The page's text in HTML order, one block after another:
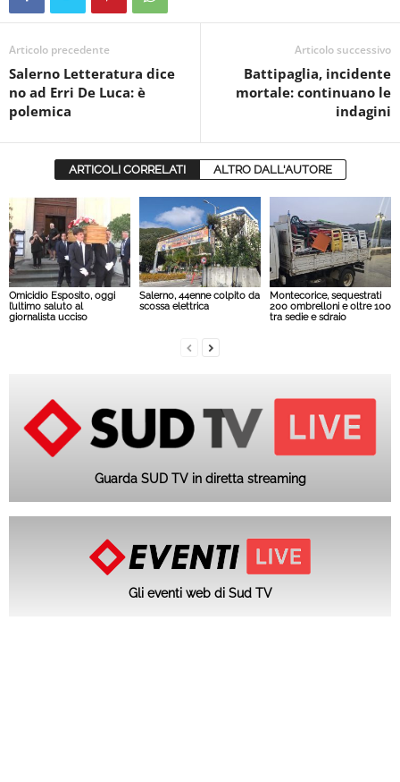
Articolo precedente
Salerno Letteratura dice
no ad Erri De Luca: è
polemica
Articolo successivo
Battipaglia, incidente
mortale: continuano le
indagini
ARTICOLI CORRELATI ALTRO DALL'AUTORE
Omicidio Esposito, oggi
l’ultimo saluto al
giornalista ucciso
Salerno, 44enne colpito da
scossa elettrica
Montecorice, sequestrati
200 ombrelloni e oltre 100
tra sedie e sdraio
Guarda SUD TV in diretta streaming
Gli eventi web di Sud TV